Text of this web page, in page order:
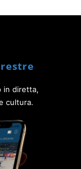
in diretta,
cultura.